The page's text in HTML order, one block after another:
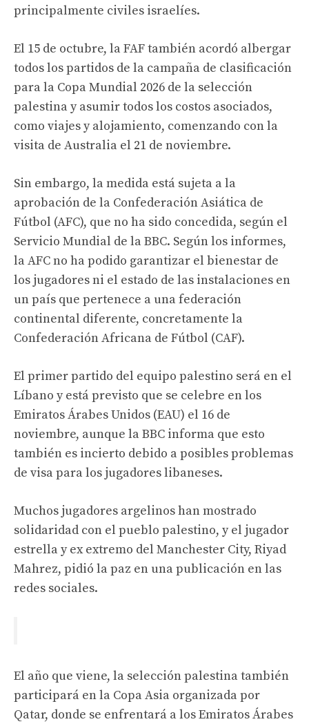
principalmente civiles israelíes.
El 15 de octubre, la FAF también acordó albergar
todos los partidos de la campaña de clasificación
para la Copa Mundial 2026 de la selección
palestina y asumir todos los costos asociados,
como viajes y alojamiento, comenzando con la
visita de Australia el 21 de noviembre.
Sin embargo, la medida está sujeta a la
aprobación de la Confederación Asiática de
Fútbol (AFC), que no ha sido concedida, según el
Servicio Mundial de la BBC. Según los informes,
la AFC no ha podido garantizar el bienestar de
los jugadores ni el estado de las instalaciones en
un país que pertenece a una federación
continental diferente, concretamente la
Confederación Africana de Fútbol (CAF).
El primer partido del equipo palestino será en el
Líbano y está previsto que se celebre en los
Emiratos Árabes Unidos (EAU) el 16 de
noviembre, aunque la BBC informa que esto
también es incierto debido a posibles problemas
de visa para los jugadores libaneses.
Muchos jugadores argelinos han mostrado
solidaridad con el pueblo palestino, y el jugador
estrella y ex extremo del Manchester City, Riyad
Mahrez, pidió la paz en una publicación en las
redes sociales.
El año que viene, la selección palestina también
participará en la Copa Asia organizada por
Qatar, donde se enfrentará a los Emiratos Árabes